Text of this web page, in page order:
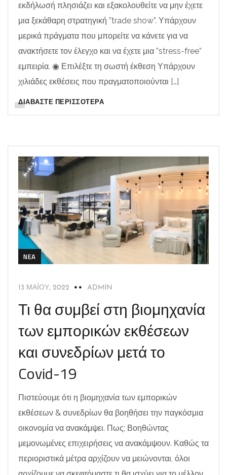
εκδήλωσή πλησιάζει και εξακολουθείτε να μην έχετε
μια ξεκάθαρη στρατηγική ”trade show”. Υπάρχουν
μερικά πράγματα που μπορείτε να κάνετε για να
ανακτήσετε τον έλεγχο και να έχετε μια ”stress-free”
εμπειρία. ◉ Επιλέξτε τη σωστή έκθεση Υπάρχουν
χιλιάδες εκθέσεις που πραγματοποιούνται […]
ΔΙΑΒΆΣΤΕ ΠΕΡΙΣΣΌΤΕΡΑ
NEA
13 ΜΑΪ́ΟΥ, 2022 ADMIN
Τι θα συμβεί στη βιομηχανία
των εμπορικών εκθέσεων
και συνεδρίων μετά το
Covid-19
Πιστεύουμε ότι η βιομηχανία των εμπορικών
εκθέσεων & συνεδρίων θα βοηθήσει την παγκόσμια
οικονομία να ανακάμψει. Πως; Βοηθώντας
μεμονωμένες επιχειρήσεις να ανακάμψουν. Καθώς τα
περιοριστικά μέτρα αρχίζουν να μειώνονται, όλοι